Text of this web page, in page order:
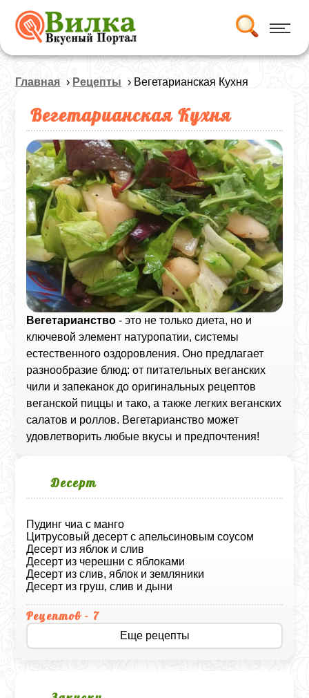
Главная › Рецепты › Вегетарианская Кухня
Вегетарианская Кухня
Вегетарианство - это не только диета, но и
ключевой элемент натуропатии, системы
естественного оздоровления. Оно предлагает
разнообразие блюд: от питательных веганских
чили и запеканок до оригинальных рецептов
веганской пиццы и тако, а также легких веганских
салатов и роллов. Вегетарианство может
удовлетворить любые вкусы и предпочтения!
Десерт
Пудинг чиа с манго
Цитрусовый десерт с апельсиновым соусом
Десерт из яблок и слив
Десерт из черешни с яблоками
Десерт из слив, яблок и земляники
Десерт из груш, слив и дыни
Рецептов - 7
Еще рецепты